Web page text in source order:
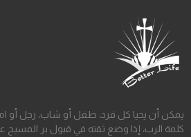
يمكن أن يحيا كل فرد، طفل أو شاب، رجل أو
كلمة الرب، إذا وضع ثقته في قبول بر